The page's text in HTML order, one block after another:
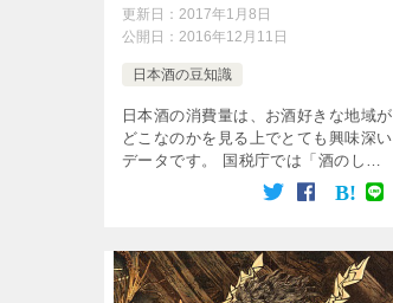
更新日： 2017年1月8日
公開日： 2016年12月11日
日本酒の豆知識
日本酒の消費量は、お酒好きな地域が
どこなのかを見る上でとても興味深い
データです。 国税庁では「酒のしお
り」というものを発表していて、そこ
に乗せられている情報を見ると、住民
かります。 そこ […]